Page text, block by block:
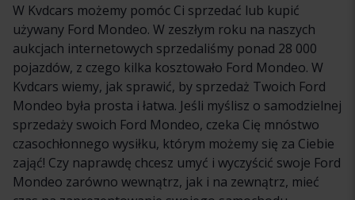
W Kvdcars możemy pomóc Ci sprzedać lub kupić
używany Ford Mondeo. W zeszłym roku na naszych
aukcjach internetowych sprzedaliśmy ponad 28 000
pojazdów, z czego kilka kosztowało Ford Mondeo. W
Kvdcars wiemy, jak sprawić, by sprzedaż Twoich Ford
Mondeo była prosta i łatwa. Jeśli myślisz o samodzielnej
sprzedaży swoich Ford Mondeo, czeka Cię mnóstwo
czasochłonnego wysiłku, którym możemy się za Ciebie
zająć! Czy naprawdę chcesz umyć i wyczyścić swoje Ford
Mondeo zarówno wewnątrz, jak i na zewnątrz, mieć